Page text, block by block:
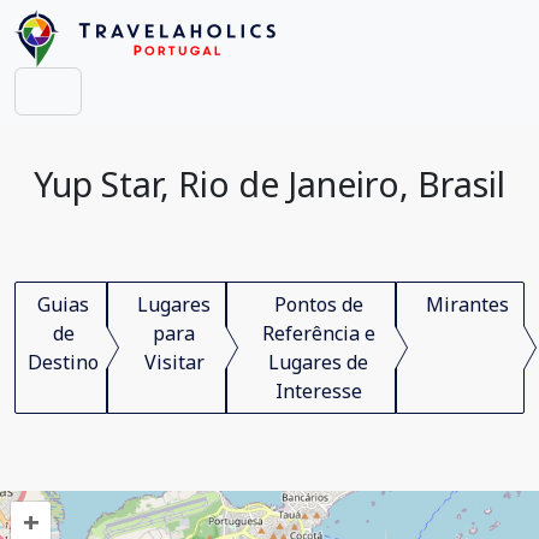
Yup Star, Rio de Janeiro, Brasil
Guias
de
Destino
Lugares
para
Visitar
Pontos de
Referência e
Lugares de
Interesse
Mirantes
+